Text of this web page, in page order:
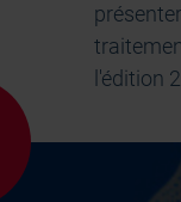
l'édition